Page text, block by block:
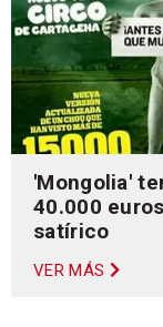
'Mongolia'
40.000
satírico
VER MÁS